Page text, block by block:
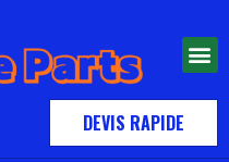
DEVIS RAPIDE